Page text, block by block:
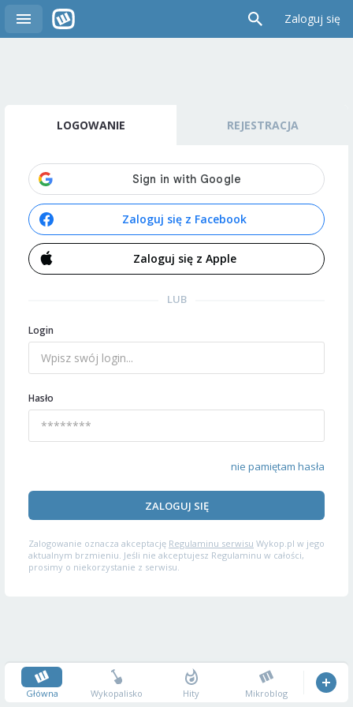
Zaloguj się
LOGOWANIE REJESTRACJA
Zaloguj się z Facebook
Zaloguj się z Apple
LUB
Login
Hasło
nie pamiętam hasła
ZALOGUJ SIĘ
Zalogowanie oznacza akceptację Regulaminu serwisu Wykop.pl w jego
aktualnym brzmieniu. Jeśli nie akceptujesz Regulaminu w całości,
prosimy o niekorzystanie z serwisu.
Główna Wykopalisko Hity Mikroblog